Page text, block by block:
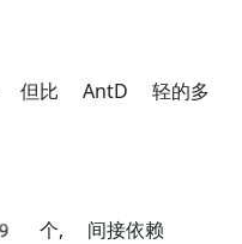
但比 AntD 轻的多
个, 间接依赖